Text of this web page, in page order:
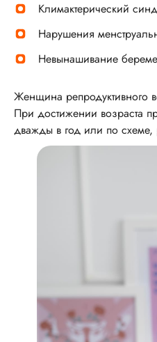
Климактерический
Нарушения
Невынашивание
Женщина репродуктивного
При достижении возраста
дважды в год или по